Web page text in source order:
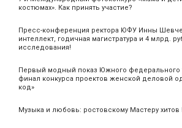
костюмах». Как принять участие?
Пресс-конференция ректора ЮФУ Инны
интеллект, годичная магистратура и 4 млрд.
исследования!
Первый модный показ Южного федерального
финал конкурса проектов женской деловой
код»
Музыка и любовь: ростовскому Мастеру